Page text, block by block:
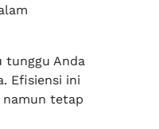
tunggu Anda
Efisiensi ini
namun tetap